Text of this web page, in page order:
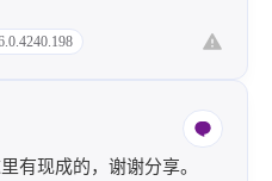
有现成的，谢谢分享。